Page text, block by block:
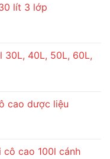
lít 3 lớp
30L, 40L, 50L, 60L,
cao dược liệu
cô cao 100l cánh